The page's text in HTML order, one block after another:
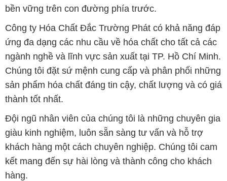
bền vững trên con đường phía trước.
Công ty Hóa Chất Đắc Trường Phát có khả năng đáp
ứng đa dạng các nhu cầu về hóa chất cho tất cả các
ngành nghề và lĩnh vực sản xuất tại TP. Hồ Chí Minh.
Chúng tôi đặt sứ mệnh cung cấp và phân phối những
sản phẩm hóa chất đáng tin cậy, chất lượng và có giá
thành tốt nhất.
Đội ngũ nhân viên của chúng tôi là những chuyên gia
giàu kinh nghiệm, luôn sẵn sàng tư vấn và hỗ trợ
khách hàng một cách chuyên nghiệp. Chúng tôi cam
kết mang đến sự hài lòng và thành công cho khách
hàng.